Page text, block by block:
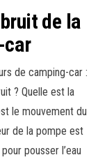
de la
car
de camping-car :
? Quelle est la
le mouvement du
de la pompe est
pousser l’eau